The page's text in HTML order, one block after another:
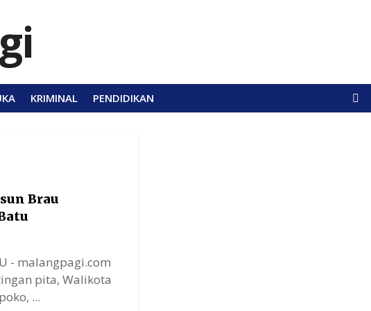
KRIMINAL PENDIDIKAN
Brau
- malangpagi.com
pita, Walikota
...